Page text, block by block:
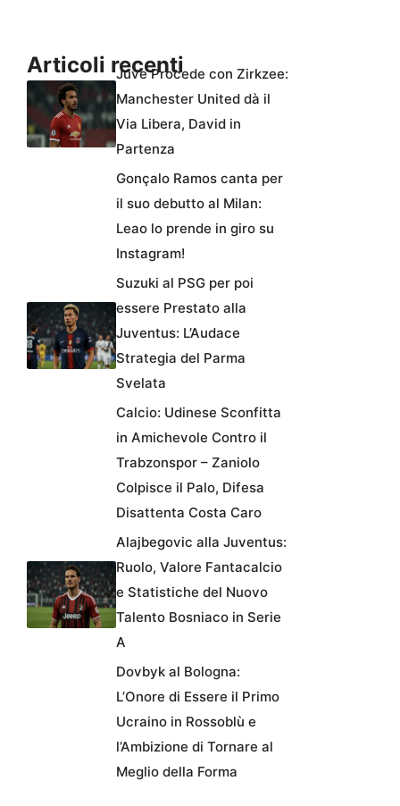
Articoli recentiJuve Procede con Zirkzee:
Manchester United dà il
Via Libera, David in
Partenza
Gonçalo Ramos canta per
il suo debutto al Milan:
Leao lo prende in giro su
Instagram!
Suzuki al PSG per poi
essere Prestato alla
Juventus: L’Audace
Strategia del Parma
Svelata
Calcio: Udinese Sconfitta
in Amichevole Contro il
Trabzonspor – Zaniolo
Colpisce il Palo, Difesa
Disattenta Costa Caro
Alajbegovic alla Juventus:
Ruolo, Valore Fantacalcio
e Statistiche del Nuovo
Talento Bosniaco in Serie
A
Dovbyk al Bologna:
L’Onore di Essere il Primo
Ucraino in Rossoblù e
l’Ambizione di Tornare al
Meglio della Forma